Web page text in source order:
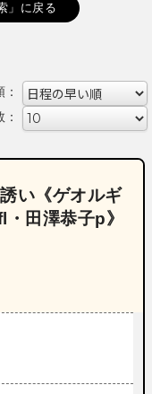
」に戻る
い《ゲオルギ
田澤恭子p》